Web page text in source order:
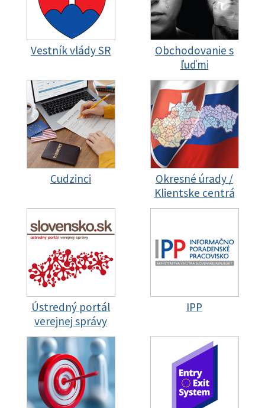
Vestník vlády SR
Obchodovanie s
ľuďmi
Cudzinci
Okresné úrady /
Klientske centrá
Ústredný portál
verejnej správy
IPP